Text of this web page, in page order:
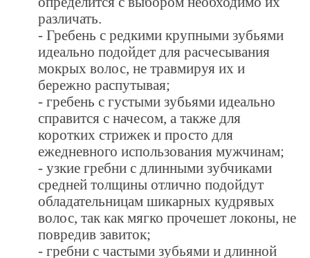
различать.
- Гребень с редкими крупными зубьями
идеально подойдет для расчесывания
мокрых волос, не травмируя их и
бережно распутывая;
- гребень с густыми зубьями идеально
справится с начесом, а также для
коротких стрижек и просто для
ежедневного использования мужчинам;
- узкие гребни с длинными зубчиками
средней толщины отлично подойдут
обладательницам шикарных кудрявых
волос, так как мягко прочешет локоны, не
повредив завиток;
- гребни с частыми зубьями и длинной